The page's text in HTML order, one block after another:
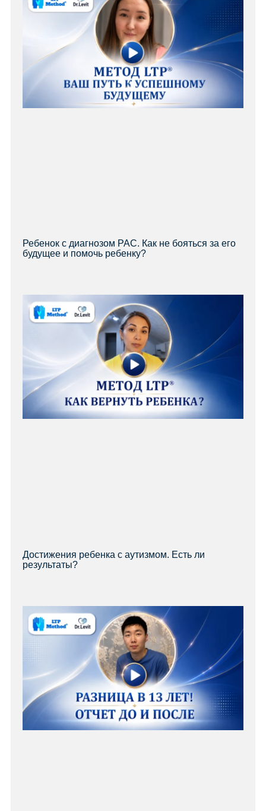
Ребенок с диагнозом РАС. Как не бояться за его
будущее и помочь ребенку?
Достижения ребенка с аутизмом. Есть ли
результаты?